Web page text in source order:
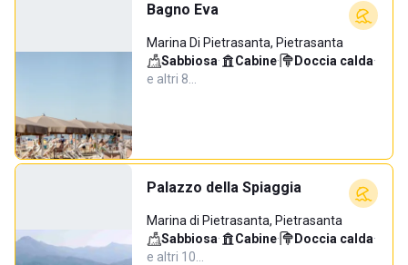
Bagno Eva
Marina Di Pietrasanta, Pietrasanta
Sabbiosa· Cabine· Doccia calda·
e altri 8…
Palazzo della Spiaggia
Marina di Pietrasanta, Pietrasanta
Sabbiosa· Cabine· Doccia calda·
e altri 10…